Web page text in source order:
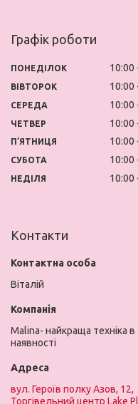
Графік роботи
ПОНЕДІЛОК 10:00
ВІВТОРОК 10:00
СЕРЕДА 10:00
ЧЕТВЕР 10:00
ПʼЯТНИЦЯ 10:00
СУБОТА 10:00
НЕДІЛЯ 10:00
Контакти
Віталій
Malina- найкраща техніка в
наявності
вул. Героїв полку Азов, 12,
Торгівельний центр Lake